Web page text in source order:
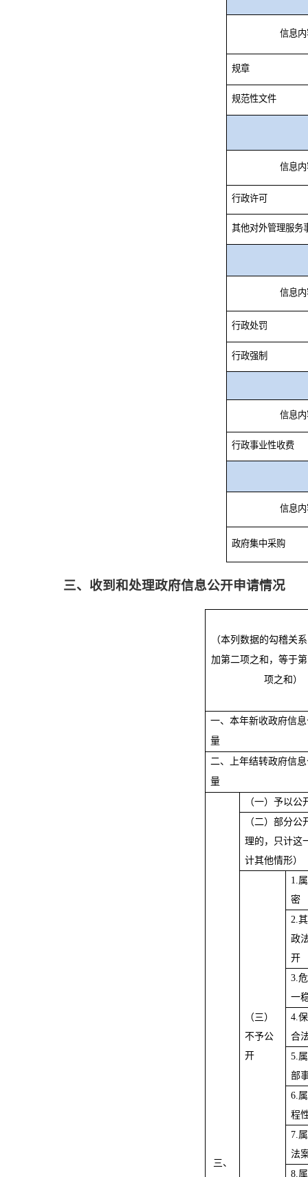
信息内
规章
规范性文件
信息内
行政许可
其他对外管理服务
信息内
行政处罚
行政强制
信息内
行政事业性收费
信息内
政府集中采购
三、收到和处理政府信息公开申请情况
（本列数据的勾稽关
加第二项之和，等于
项之和）
一、本年新收政府信
量
二、上年结转政府信
量
三、
（一）予以公
（二）部分公
理的，只计这
计其他情形）
（三）
不予公
开
1.
密
2.
政
开
3.
一
4.
合
5.
部
6.
程
7.
法
8.